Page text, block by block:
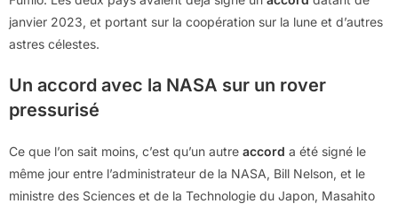
janvier 2023, et portant sur la coopération sur la lune et d’autres
astres célestes.
Un accord avec la NASA sur un rover
pressurisé
Ce que l’on sait moins, c’est qu’un autre accord a été signé le
même jour entre l’administrateur de la NASA, Bill Nelson, et le
ministre des Sciences et de la Technologie du Japon, Masahito